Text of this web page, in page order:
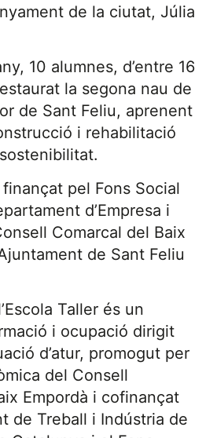
de la ciutat, Júlia
10 alumnes, d’entre 16
la segona nau de
de Sant Feliu, aprenent
i rehabilitació
pel Fons Social
d’Empresa i
Comarcal del Baix
de Sant Feliu
Taller és un
i ocupació dirigit
d’atur, promogut per
del Consell
Empordà i cofinançat
de Treball i Indústria de